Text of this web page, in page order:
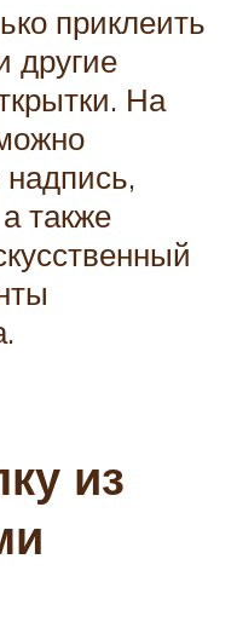
приклеить
другие
На
также
из